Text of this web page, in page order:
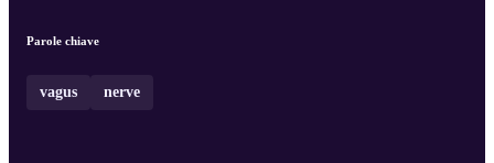
Parole chiave
vagus nerve